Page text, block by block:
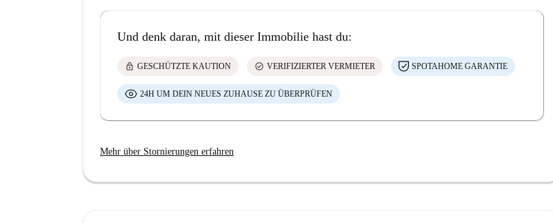
Und denk daran, mit dieser Immobilie hast du:
lock GESCHÜTZTE KAUTION check_circle VERIFIZIERTER VERMIETER SPOTAHOME GARANTIE
24H UM DEIN NEUES ZUHAUSE ZU ÜBERPRÜFEN
Mehr über Stornierungen erfahren